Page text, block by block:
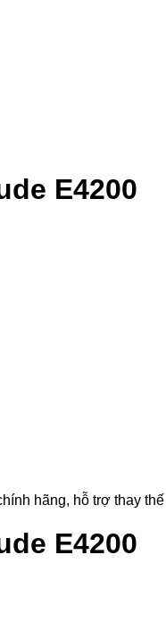
E4200
hãng, hỗ trợ thay
E4200